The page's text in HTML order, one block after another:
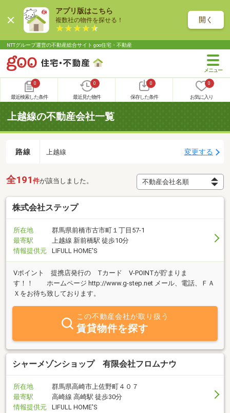
アプリ版はこちら
複数社の物件を探せる！ 開く
NTTグループ運営の不動産総合サイト goo住宅・不動産
0
最近検索した条件
0
最近見た物件
0
保存した条件
0
お気に入り
上越線の不動産会社一覧
路線 上越線 変更する
全191 件が該当しました。
株式会社ステップ
所在地
群馬県前橋市古市町１丁目57-1
最寄駅
上越線 新前橋駅 徒歩10分
情報提供元
LIFULL HOME'S
Vポイント 提携店発行の Tカード V-POINTが貯まりま
す！！ ホームページ http://www.g-step.net メール、電話、ＦＡ
Ｘをお待ち致しております。
この不動産会社が取り扱う
賃貸物件を探す
シャーメゾンショップ 有限会社フロムナウ
所在地
群馬県高崎市上佐野町４０７
最寄駅
高崎線 高崎駅 徒歩30分
情報提供元
LIFULL HOME'S